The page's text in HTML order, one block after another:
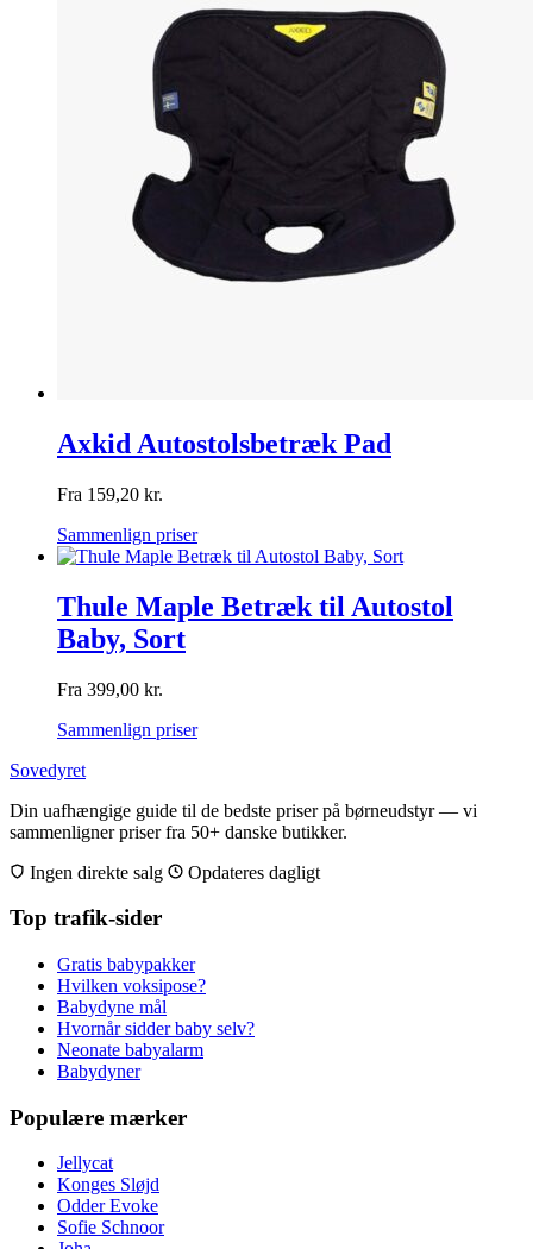
Axkid Autostolsbetræk Pad
Fra 159,20 kr.
Sammenlign priser
Thule Maple Betræk til Autostol
Baby, Sort
Fra 399,00 kr.
Sammenlign priser
Sovedyret
Din uafhængige guide til de bedste priser på børneudstyr — vi
sammenligner priser fra 50+ danske butikker.
Ingen direkte salg
Opdateres dagligt
Top trafik-sider
Gratis babypakker
Hvilken voksipose?
Babydyne mål
Hvornår sidder baby selv?
Neonate babyalarm
Babydyner
Populære mærker
Jellycat
Konges Sløjd
Odder Evoke
Sofie Schnoor